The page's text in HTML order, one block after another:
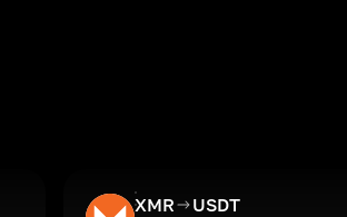
XMR
USDT